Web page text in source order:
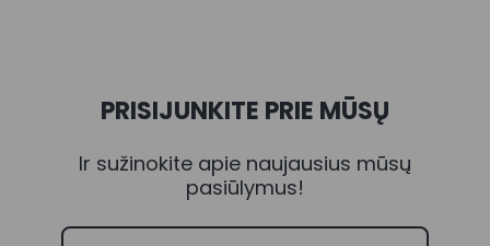
PRISIJUNKITE PRIE MŪSŲ
Ir sužinokite apie naujausius mūsų
pasiūlymus!